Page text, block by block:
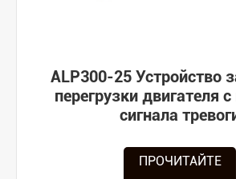
ALP300-25 Устройство
перегрузки двигателя
сигнала
ПРОЧИТАЙТЕ